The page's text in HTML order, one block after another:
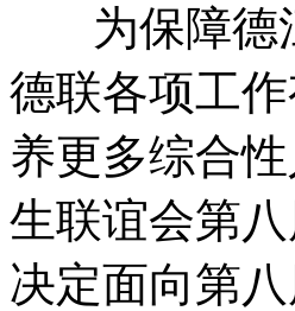
为保障德
德联各项工
养更多综合
生联谊会第
决定面向第